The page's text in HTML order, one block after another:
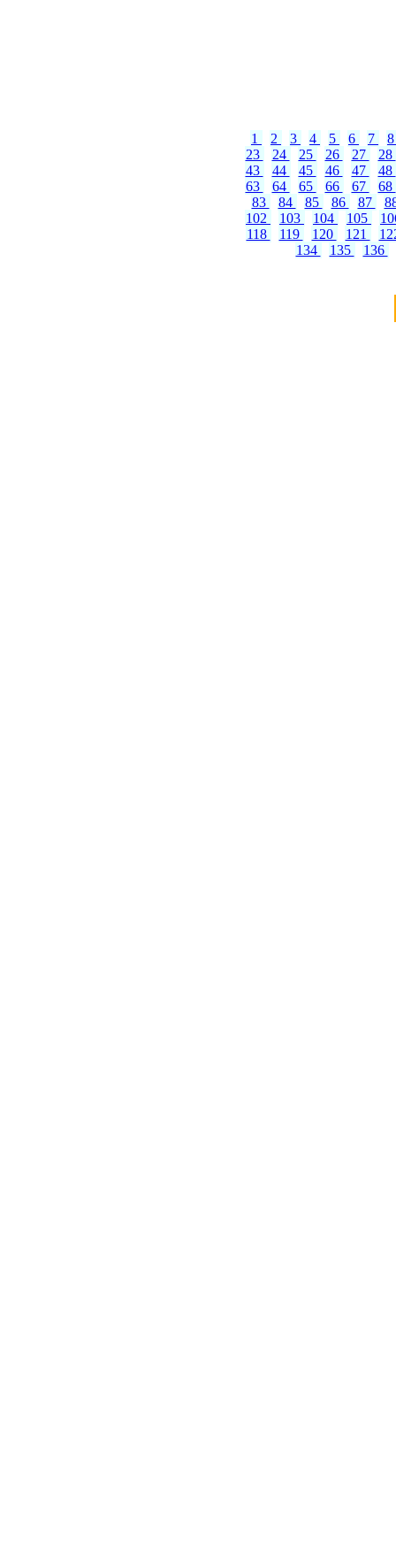
1 2 3 4 5 6 7
23
24 25 26 27
28
43
44 45 46 47
48
63
64 65 66 67
68
83
84 85 86 87
102
103 104 105
118
119 120 121
134
135 136